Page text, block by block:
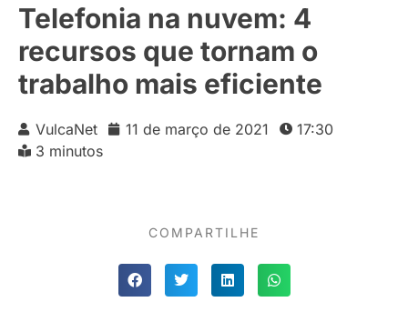
Telefonia na nuvem: 4
recursos que tornam o
trabalho mais eficiente
VulcaNet 11 de março de 2021
17:30
3 minutos
COMPARTILHE